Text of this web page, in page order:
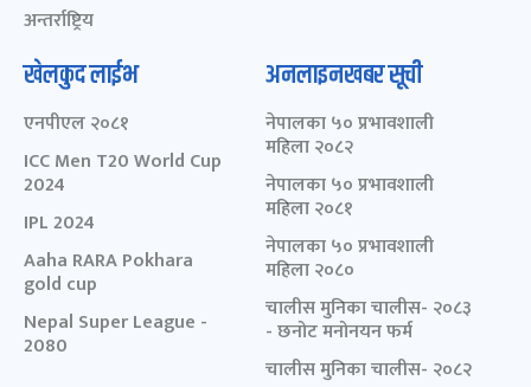
अन्तर्राष्ट्रिय
खेलकुद लाईभ
एनपीएल २०८१
ICC Men T20 World Cup
2024
IPL 2024
Aaha RARA Pokhara
gold cup
Nepal Super League -
2080
अनलाइनखबर सूची
नेपालका ५० प्रभावशाली
महिला २०८२
नेपालका ५० प्रभावशाली
महिला २०८१
नेपालका ५० प्रभावशाली
महिला २०८०
चालीस मुनिका चालीस- २०८३
- छनोट मनोनयन फर्म
चालीस मुनिका चालीस- २०८२